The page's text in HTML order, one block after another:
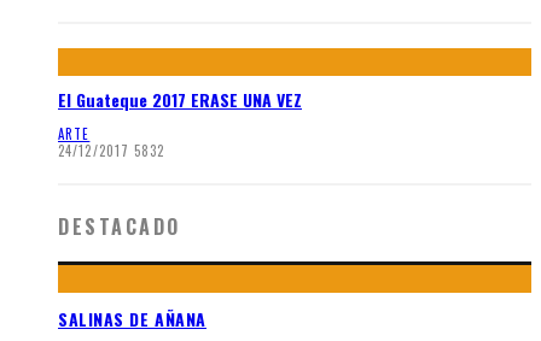
El Guateque 2017 ERASE UNA VEZ
ARTE
24/12/2017 5832
DESTACADO
SALINAS DE AÑANA